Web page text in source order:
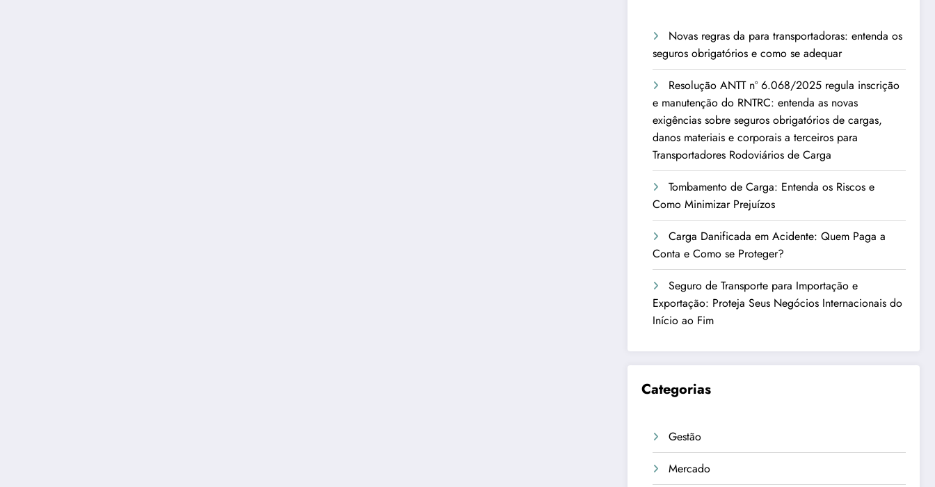
Novas regras da para transportadoras: entenda os
seguros obrigatórios e como se adequar
Resolução ANTT nº 6.068/2025 regula inscrição
e manutenção do RNTRC: entenda as novas
exigências sobre seguros obrigatórios de cargas,
danos materiais e corporais a terceiros para
Transportadores Rodoviários de Carga
Tombamento de Carga: Entenda os Riscos e
Como Minimizar Prejuízos
Carga Danificada em Acidente: Quem Paga a
Conta e Como se Proteger?
Seguro de Transporte para Importação e
Exportação: Proteja Seus Negócios Internacionais do
Início ao Fim
Categorias
Gestão
Mercado